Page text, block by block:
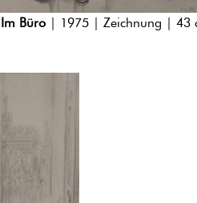
Im Büro | 1975 | Zeichnung | 43